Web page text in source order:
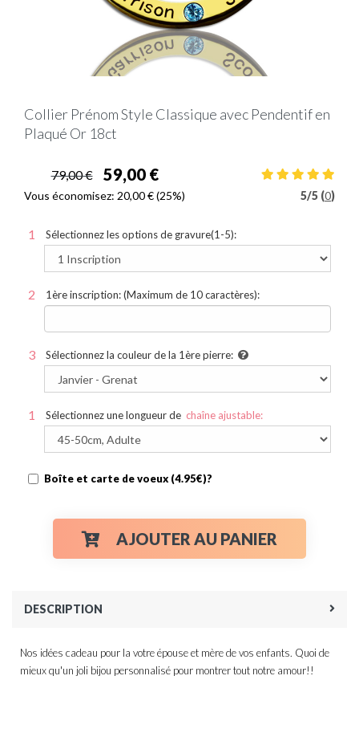
Collier Prénom Style Classique avec Pendentif en
Plaqué Or 18ct
79,00 € 59,00 €
Vous économisez: 20,00 €(25%) 5/5 (0)
Sélectionnez les options de gravure(1-5):
1ère inscription: (Maximum de 10 caractères):
Sélectionnez la couleur de la 1ère pierre:
Sélectionnez une longueur de chaîne ajustable:
Boîte et carte de voeux (4.95€)?
AJOUTER AU PANIER
DESCRIPTION
Nos idées cadeau pour la votre épouse et mère de vos enfants. Quoi de
mieux qu'un joli bijou personnalisé pour montrer tout notre amour!!